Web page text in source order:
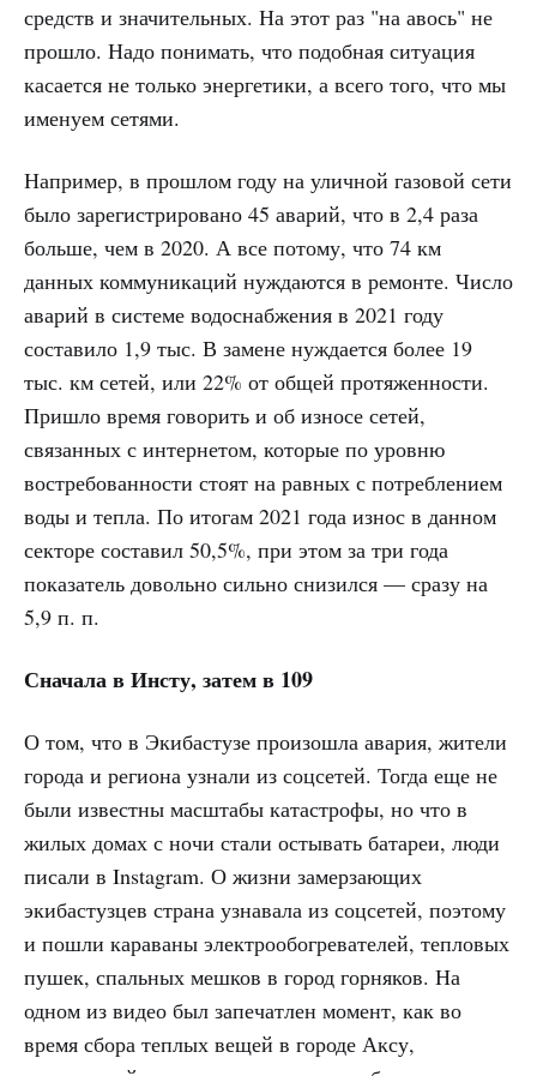
средств и значительных. На этот раз "на авось" не
прошло. Надо понимать, что подобная ситуация
касается не только энергетики, а всего того, что мы
именуем сетями.
Например, в прошлом году на уличной газовой сети
было зарегистрировано 45 аварий, что в 2,4 раза
больше, чем в 2020. А все потому, что 74 км
данных коммуникаций нуждаются в ремонте. Число
аварий в системе водоснабжения в 2021 году
составило 1,9 тыс. В замене нуждается более 19
тыс. км сетей, или 22% от общей протяженности.
Пришло время говорить и об износе сетей,
связанных с интернетом, которые по уровню
востребованности стоят на равных с потреблением
воды и тепла. По итогам 2021 года износ в данном
секторе составил 50,5%, при этом за три года
показатель довольно сильно снизился — сразу на
5,9 п. п.
Сначала в Инсту, затем в 109
О том, что в Экибастузе произошла авария, жители
города и региона узнали из соцсетей. Тогда еще не
были известны масштабы катастрофы, но что в
жилых домах с ночи стали остывать батареи, люди
писали в Instagram. О жизни замерзающих
экибастузцев страна узнавала из соцсетей, поэтому
и пошли караваны электрообогревателей, тепловых
пушек, спальных мешков в город горняков. На
одном из видео был запечатлен момент, как во
время сбора теплых вещей в городе Аксу,